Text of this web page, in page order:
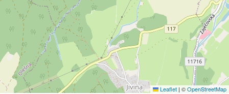
Leaflet | ©OpenStreetMap